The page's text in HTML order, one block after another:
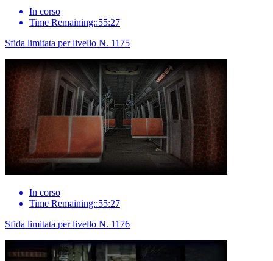
In corso
Time Remaining::55:27
Sfida limitata per livello N. 1175
In corso
Time Remaining::55:27
Sfida limitata per livello N. 1176